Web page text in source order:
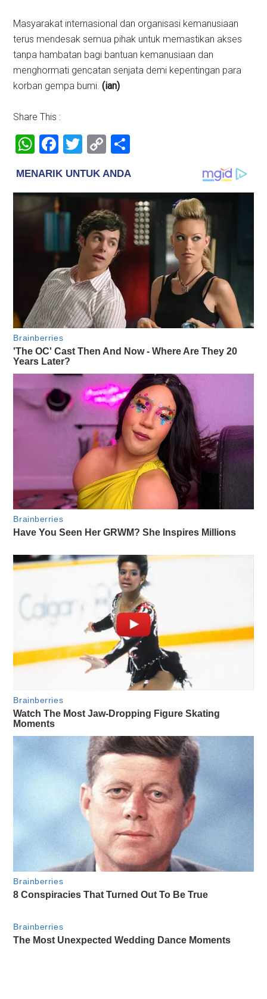
Masyarakat internasional dan organisasi kemanusiaan
terus mendesak semua pihak untuk memastikan akses
tanpa hambatan bagi bantuan kemanusiaan dan
menghormati gencatan senjata demi kepentingan para
korban gempa bumi.(ian)
Share This :
WhatsApp
Facebook
Twitter
Copy